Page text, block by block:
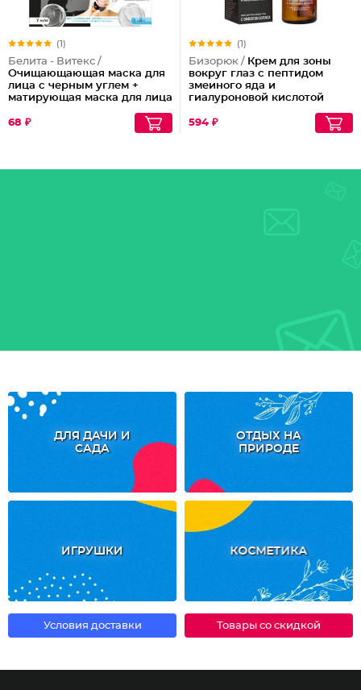
(1)
Белита - Витекс /
Очищающающая маска для
лица с черным углем +
матирующая маска для лица
68 ₽
(1)
Бизорюк / Крем для зоны
вокруг глаз с пептидом
змеиного яда и
гиалуроновой кислотой
594 ₽
ДЛЯ ДАЧИ И
САДА
ОТДЫХ НА
ПРИРОДЕ
ИГРУШКИ КОСМЕТИКА
Условия доставки Товары со скидкой